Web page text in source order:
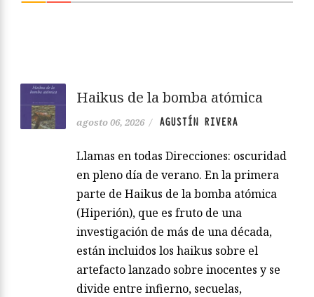
Haikus de la bomba atómica
agosto 06, 2026 / AGUSTÍN RIVERA
Llamas en todas Direcciones: oscuridad
en pleno día de verano. En la primera
parte de Haikus de la bomba atómica
(Hiperión), que es fruto de una
investigación de más de una década,
están incluidos los haikus sobre el
artefacto lanzado sobre inocentes y se
divide entre infierno, secuelas,